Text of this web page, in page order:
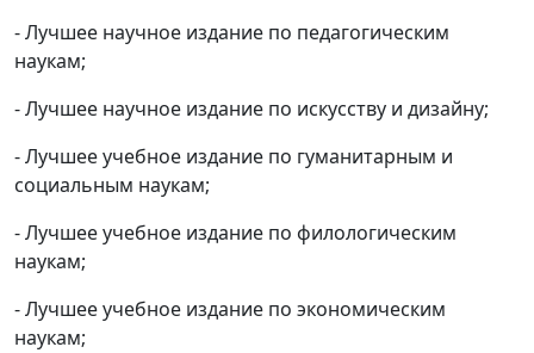
- Лучшее научное издание по педагогическим
наукам;
- Лучшее научное издание по искусству и дизайну;
- Лучшее учебное издание по гуманитарным и
социальным наукам;
- Лучшее учебное издание по филологическим
наукам;
- Лучшее учебное издание по экономическим
наукам;